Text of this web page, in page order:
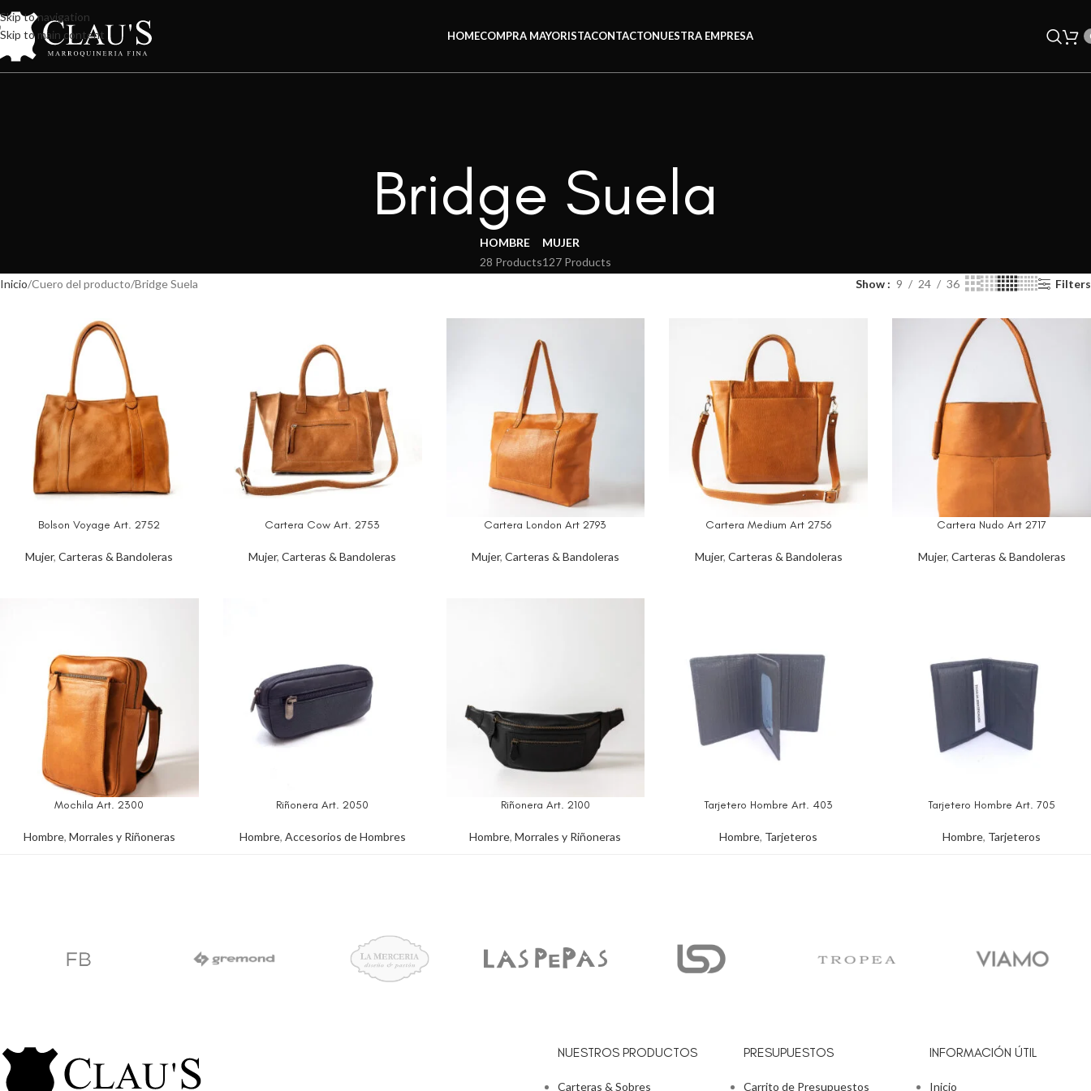
Skip to navigation
Skip to main content
HOMECOMPRA MAYORISTACONTACTONUESTRA EMPRESA
Bridge Suela
HOMBRE
28 Products
MUJER
127 Products
Inicio Cuero del producto Bridge Suela Show 9 24 36 Filters
Bolson Voyage Art. 2752
Mujer,Carteras & Bandoleras
Cartera Cow Art. 2753
Mujer,Carteras & Bandoleras
Cartera London Art 2793
Mujer, Carteras & Bandoleras
Cartera Medium Art 2756
Mujer, Carteras & Bandoleras
Cartera Nudo Art 2717
Mujer, Carteras & Bandoleras
Mochila Art. 2300
Hombre, Morrales y Riñoneras
Riñonera Art. 2050
Hombre, Accesorios de Hombres
Riñonera Art. 2100
Hombre,Morrales y Riñoneras
Tarjetero Hombre Art. 403
Hombre, Tarjeteros
Tarjetero Hombre Art. 705
Hombre, Tarjeteros
NUESTROS PRODUCTOS
Carteras & Sobres
PRESUPUESTOS
Carrito de Presupuestos
INFORMACIÓN ÚTIL
Inicio